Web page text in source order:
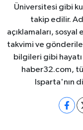
Üniversitesi gibi
takip edilir.
açıklamaları,
takvimi ve
bilgileri gibi
haber32.com,
Isparta'nın